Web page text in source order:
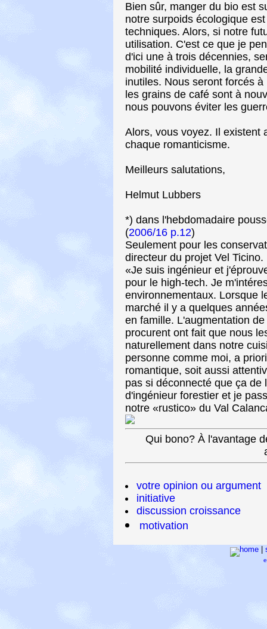
Bien sûr, manger du bio est
notre surpoids écologique
techniques. Alors, si notre
utilisation. C'est ce que je
d'ici une à trois décennies,
mobilité individuelle, la
inutiles. Nous seront forcés
les grains de café sont à
nous pouvons éviter les
Alors, vous voyez. Il existent
chaque romanticisme.
Meilleurs salutations,
Helmut Lubbers
*) dans l'hebdomadaire
(2006/16 p.12)
Seulement pour les
directeur du projet Vel Ticino.
«Je suis ingénieur et
pour le high-tech. Je
environnementaux. Lorsque
marché il y a quelques
en famille. L'augmentation
procurent ont fait que nous
naturellement dans notre
personne comme moi, a
romantique, soit aussi
pas si déconnecté que ça
d'ingénieur forestier et je
notre «rustico» du Val
Qui bono? À l'avantage
votre opinion ou argument
initiative
discussion croissance
motivation
home